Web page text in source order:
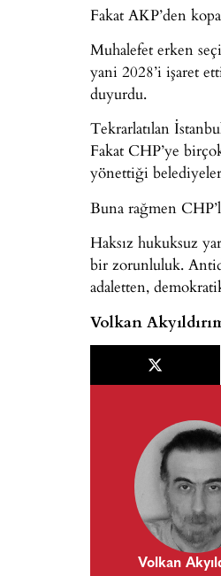
Fakat AKP’den
Muhalefet erken
yani 2028’i işaret
duyurdu.
Tekrarlatılan
Fakat CHP’ye
yönettiği
Buna rağmen
Haksız hukuksuz
bir zorunluluk.
adaletten,
Volkan
Volkan